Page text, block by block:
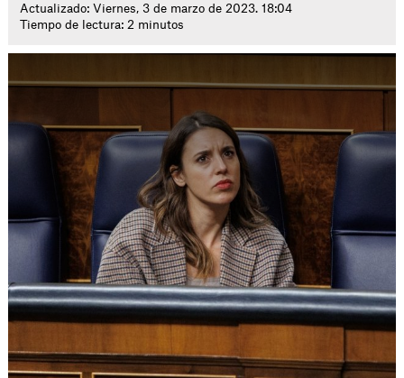
Actualizado: Viernes, 3 de marzo de 2023. 18:04
Tiempo de lectura: 2 minutos